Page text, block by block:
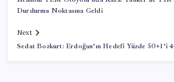
Durdurma Noktasına Geldi
Next
Sedat Bozkurt: Erdoğan’ın Hedefi Yüzde 50+1’i